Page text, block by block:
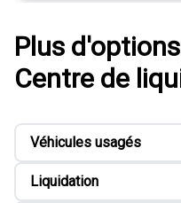
Plus
Centre de
Véhicules usagés
Liquidation